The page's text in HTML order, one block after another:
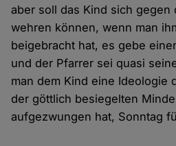
aber soll das Kind sich gegen
wehren können, wenn man
beigebracht hat, es gebe
und der Pfarrer sei quasi
man dem Kind eine Ideologie
der göttlich besiegelten
aufgezwungen hat, Sonntag